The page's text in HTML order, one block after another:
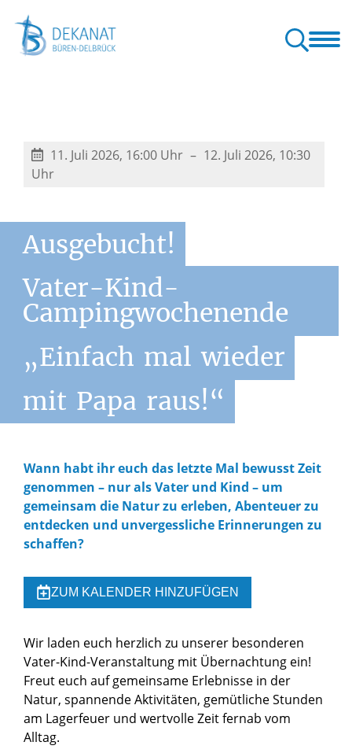
11. Juli 2026, 16:00 Uhr
12. Juli 2026, 10:30
Uhr
Ausgebucht!
Vater-Kind-
Campingwochenende
„Einfach mal wieder
mit Papa raus!“
Wann habt ihr euch das letzte Mal bewusst Zeit
genommen – nur als Vater und Kind – um
gemeinsam die Natur zu erleben, Abenteuer zu
entdecken und unvergessliche Erinnerungen zu
schaffen?
ZUM KALENDER HINZUFÜGEN
Wir laden euch herzlich zu unserer besonderen
Vater-Kind-Veranstaltung mit Übernachtung ein!
Freut euch auf gemeinsame Erlebnisse in der
Natur, spannende Aktivitäten, gemütliche Stunden
am Lagerfeuer und wertvolle Zeit fernab vom
Alltag.